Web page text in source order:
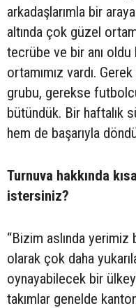
arkadaşlarımla bir
altında çok güzel
tecrübe ve bir anı
ortamımız vardı.
grubu, gerekse
bütündük. Bir haftalık
hem de başarıyla
Turnuva hakkında
istersiniz?
“Bizim aslında
olarak çok daha
oynayabilecek bir
takımlar genelde